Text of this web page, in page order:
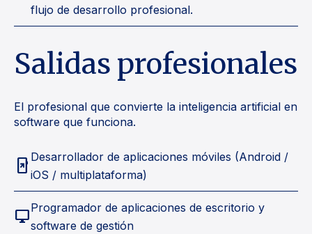
flujo de desarrollo profesional.
Salidas profesionales
El profesional que convierte la inteligencia artificial en
software que funciona.
add_to_home_screen Desarrollador de aplicaciones móviles (Android /
iOS / multiplataforma)
desktop_windowsProgramador de aplicaciones de escritorio y
software de gestión